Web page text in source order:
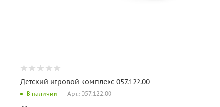
Детский игровой комплекс 057.122.00
В наличии Арт.: 057.122.00